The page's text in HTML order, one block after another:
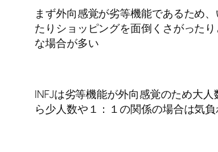
まず外向感覚が劣等機能であるため
たりショッピングを面倒くさがった
な場合が多い
INFJは劣等機能が外向感覚のため大
ら少人数や１：１の関係の場合は気